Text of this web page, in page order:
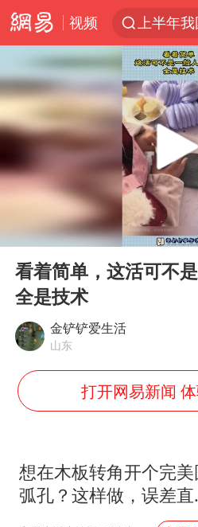
视频
《披荆
白海豚
美将每月
《龙餐
云南一男
曹颖儿
以军士
Play
00:00
看着简单，这活可不
全是技术
金铲铲爱生活
山东
打开网易新闻
想在木板转角开个完美
弧孔？这样做，误差直